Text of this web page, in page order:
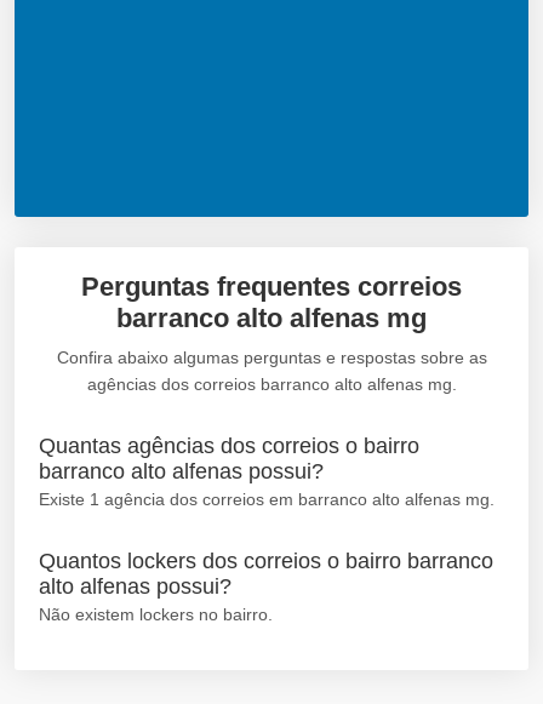
Perguntas frequentes correios
barranco alto alfenas mg
Confira abaixo algumas perguntas e respostas sobre as
agências dos correios barranco alto alfenas mg.
Quantas agências dos correios o bairro
barranco alto alfenas possui?
Existe 1 agência dos correios em barranco alto alfenas mg.
Quantos lockers dos correios o bairro barranco
alto alfenas possui?
Não existem lockers no bairro.